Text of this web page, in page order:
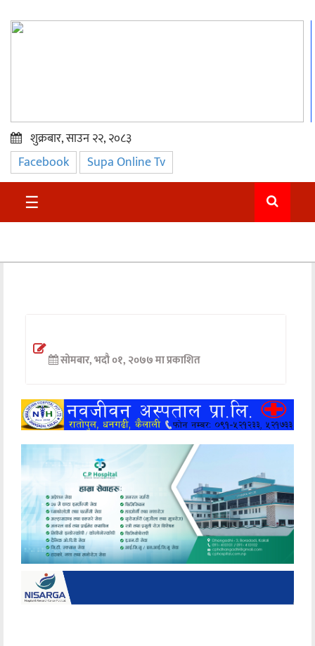
प्रमुख
समाचार
सुदुर
अन्तर्वार्ता
खेलकुद
मनोरञ्जन
अन्य
शुक्रबार, साउन २२, २०८३
Facebook Supa Online Tv
☰
सोमबार, भदौ ०१, २०७७ मा प्रकाशित